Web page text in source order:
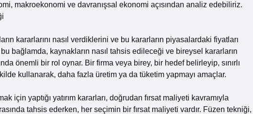
makroekonomi ve davranışsal ekonomi açısından analiz edebiliriz.
kararlarını nasıl verdiklerini ve bu kararların piyasalardaki fiyatları
bağlamda, kaynakların nasıl tahsis edileceği ve bireysel kararların
önemli bir rol oynar. Bir firma veya birey, bir hedef belirleyip, sınırlı
kullanarak, daha fazla üretim ya da tüketim yapmayı amaçlar.
için yaptığı yatırım kararları, doğrudan fırsat maliyeti kavramıyla
tahsis ederken, her seçimin bir fırsat maliyeti vardır. Füzen tekniği,